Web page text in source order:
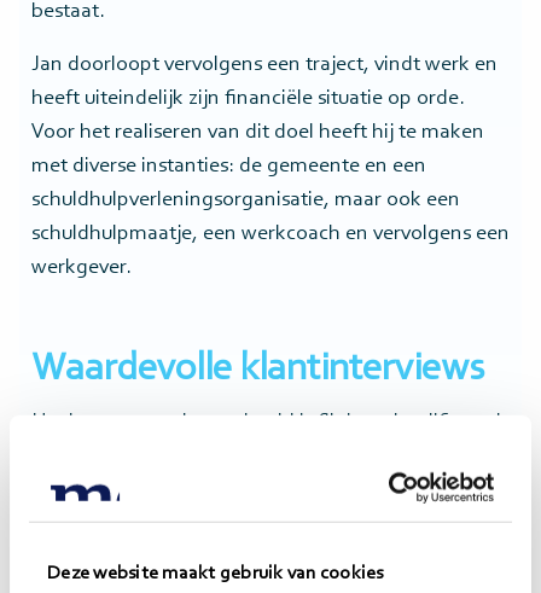
Deze website maakt gebruik van cookies
bestaat.
Jan doorloopt vervolgens een traject, vindt werk en
heeft uiteindelijk zijn financiële situatie op orde.
Voor het realiseren van dit doel heeft hij te maken
met diverse instanties: de gemeente en een
schuldhulpverleningsorganisatie, maar ook een
schuldhulpmaatje, een werkcoach en vervolgens een
werkgever.
Waardevolle klantinterviews
Het bovenstaande voorbeeld is flink gesimplificeerd,
verschillende instanties. Door interviews te houden
met je klanten, kun je hun klantreis in kaart